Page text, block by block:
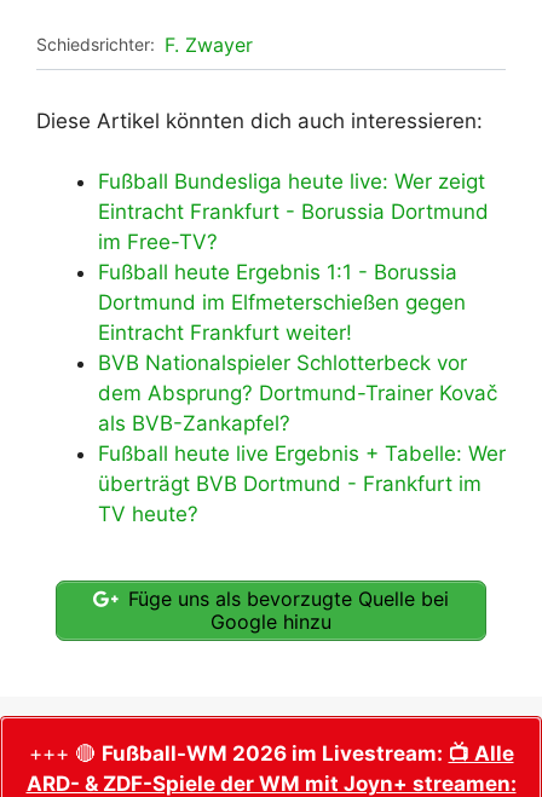
Schiedsrichter: F. Zwayer
Diese Artikel könnten dich auch interessieren:
Fußball Bundesliga heute live: Wer zeigt
Eintracht Frankfurt - Borussia Dortmund
im Free-TV?
Fußball heute Ergebnis 1:1 - Borussia
Dortmund im Elfmeterschießen gegen
Eintracht Frankfurt weiter!
BVB Nationalspieler Schlotterbeck vor
dem Absprung? Dortmund-Trainer Kovač
als BVB-Zankapfel?
Fußball heute live Ergebnis + Tabelle: Wer
überträgt BVB Dortmund - Frankfurt im
TV heute?
Füge uns als bevorzugte Quelle bei
Google hinzu
+++ 🔴 Fußball-WM 2026 im Livestream: 📺 Alle
ARD- & ZDF-Spiele der WM mit Joyn+ streamen: